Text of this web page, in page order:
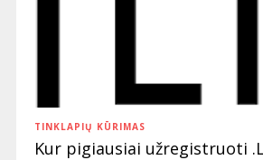
TINKLAPIŲ KŪRIMAS
Kur pigiausiai užregistruoti